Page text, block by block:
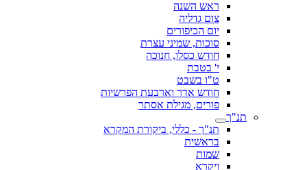
ראש השנה
צום גדליה
יום הכיפורים
סוכות, שמיני עצרת
חודש כסלו, חנוכה
י' בטבת
ט"ו בשבט
חודש אדר וארבעת הפרשיות
פורים, מגילת אסתר
תנ"ך
תנ"ך - כללי, ביקורת המקרא
בראשית
שמות
ויקרא